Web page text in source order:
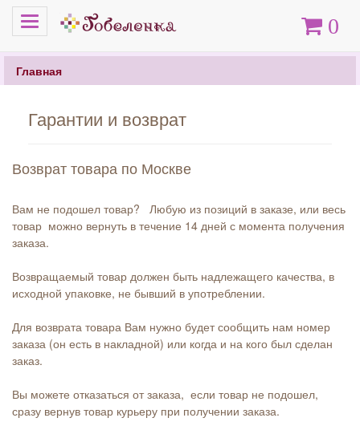
Меню Корзина
0
Главная
Гарантии и возврат
Возврат товара по Москве
Вам не подошел товар? Любую из позиций в заказе, или весь
товар можно вернуть в течение 14 дней с момента получения
заказа.
Возвращаемый товар должен быть надлежащего качества, в
исходной упаковке, не бывший в употреблении.
Для возврата товара Вам нужно будет сообщить нам номер
заказа (он есть в накладной) или когда и на кого был сделан
заказ.
Вы можете отказаться от заказа, если товар не подошел,
сразу вернув товар курьеру при получении заказа.